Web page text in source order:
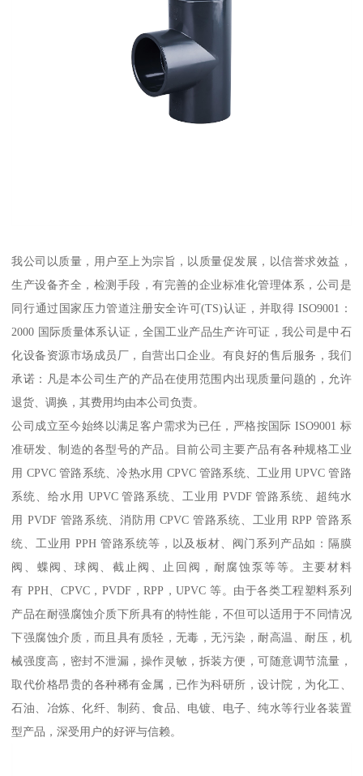
我公司以质量，用户至上为宗旨，以质量促发展，以信誉求效益，
生产设备齐全，检测手段，有完善的企业标准化管理体系，公司是
同行通过国家压力管道注册安全许可(TS)认证，并取得 ISO9001：
2000 国际质量体系认证，全国工业产品生产许可证，我公司是中石
化设备资源市场成员厂，自营出口企业。有良好的售后服务，我们
承诺：凡是本公司生产的产品在使用范围内出现质量问题的，允许
退货、调换，其费用均由本公司负责。
公司成立至今始终以满足客户需求为已任，严格按国际 ISO9001 标
准研发、制造的各型号的产品。目前公司主要产品有各种规格工业
用 CPVC 管路系统、冷热水用 CPVC 管路系统、工业用 UPVC 管路
系统、给水用 UPVC 管路系统、工业用 PVDF 管路系统、超纯水
用 PVDF 管路系统、消防用 CPVC 管路系统、工业用 RPP 管路系
统、工业用 PPH 管路系统等，以及板材、阀门系列产品如：隔膜
阀、蝶阀、球阀、截止阀、止回阀，耐腐蚀泵等等。主要材料
有 PPH、CPVC，PVDF，RPP，UPVC 等。由于各类工程塑料系列
产品在耐强腐蚀介质下所具有的特性能，不但可以适用于不同情况
下强腐蚀介质，而且具有质轻，无毒，无污染，耐高温、耐压，机
械强度高，密封不泄漏，操作灵敏，拆装方便，可随意调节流量，
取代价格昂贵的各种稀有金属，已作为科研所，设计院，为化工、
石油、冶炼、化纤、制药、食品、电镀、电子、纯水等行业各装置
型产品，深受用户的好评与信赖。